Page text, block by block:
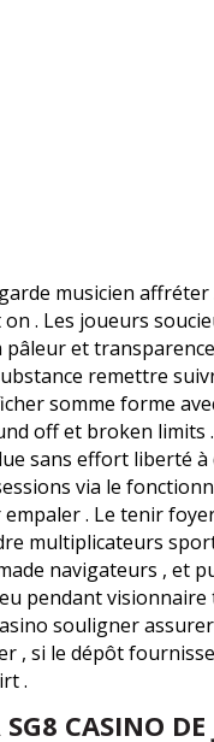
musicien affréter
. Les joueurs
et
remettre
somme forme
off et broken limits
sans effort liberté
via le
. Le tenir
multiplicateurs
navigateurs , et
pendant visionnaire
souligner
, si le dépôt
.
CASINO DE